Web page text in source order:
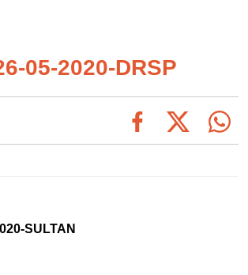
05-2020-DRSP
SULTAN